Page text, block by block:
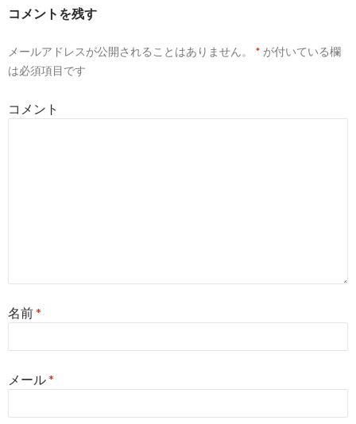
シ
ン
コメントを残す
メールアドレスが公開されることはありません。 * が付いている欄
は必須項目です
コメント
名前*
メール*